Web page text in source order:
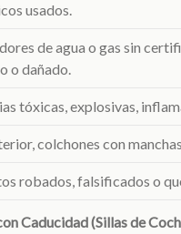
usados.
de agua o gas sin
o dañado.
tóxicas, explosivas,
colchones con
robados, falsificados o
Caducidad (Sillas de